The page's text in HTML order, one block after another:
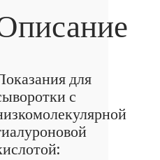
для
с